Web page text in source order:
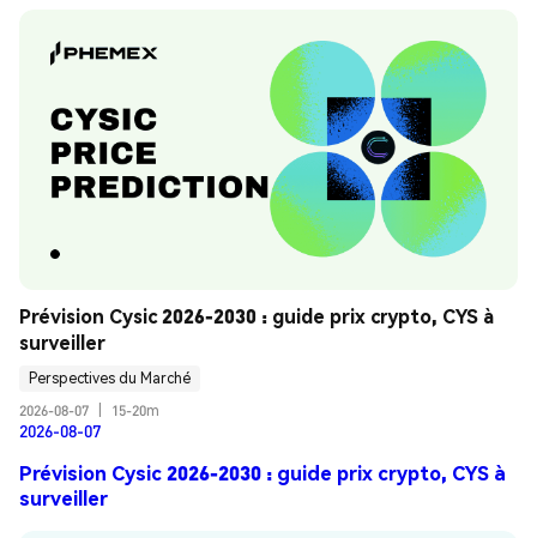
Prévision Cysic 2026-2030 : guide prix crypto, CYS à
surveiller
Perspectives du Marché
2026-08-07
15-20m
2026-08-07
Prévision Cysic 2026-2030 : guide prix crypto, CYS à
surveiller